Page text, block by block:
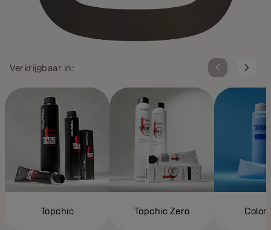
Verkrijgbaar in:
Topchic Topchic Zero